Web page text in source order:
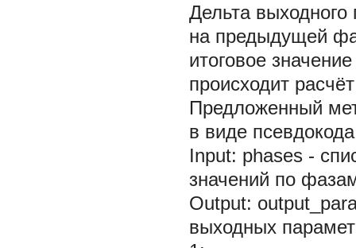
Дельта
на предыдущей
итоговое
происходит
Предложенный
в виде
Input: phases -
значений по
Output:
выходных